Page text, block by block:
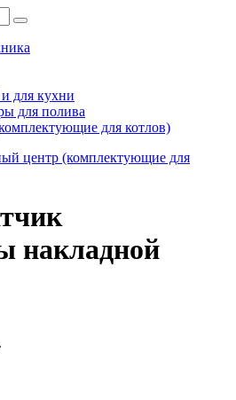
для кухни
для полива
для котлов)
центр (комплектующие для
накладной